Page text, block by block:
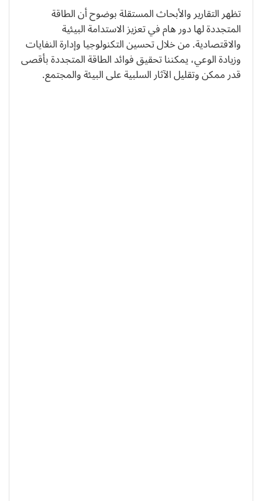
تظهر التقارير والأبحاث المستقلة بوضوح أن الطاقة
المتجددة لها دور هام في تعزيز الاستدامة البيئية
والاقتصادية. من خلال تحسين التكنولوجيا وإدارة النفايات
وزيادة الوعي، يمكننا تحقيق فوائد الطاقة المتجددة بأقصى
قدر ممكن وتقليل الآثار السلبية على البيئة والمجتمع.